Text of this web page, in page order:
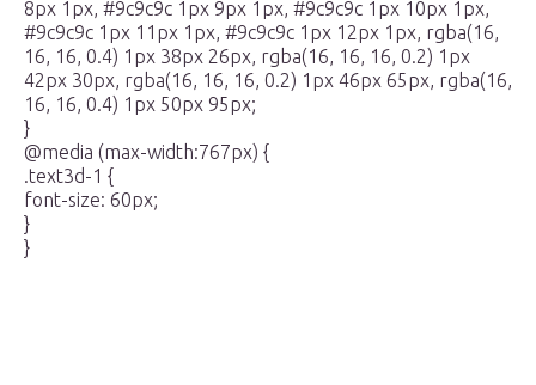
8px 1px, #9c9c9c 1px 9px 1px, #9c9c9c 1px 10px 1px,
#9c9c9c 1px 11px 1px, #9c9c9c 1px 12px 1px, rgba(16,
16, 16, 0.4) 1px 38px 26px, rgba(16, 16, 16, 0.2) 1px
42px 30px, rgba(16, 16, 16, 0.2) 1px 46px 65px, rgba(16,
16, 16, 0.4) 1px 50px 95px;
}
@media (max-width:767px) {
.text3d-1 {
font-size: 60px;
}
}